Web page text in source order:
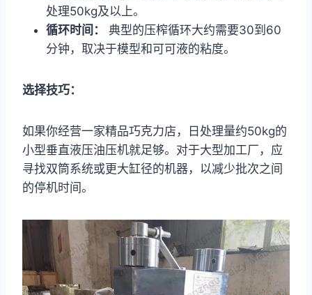
处理50kg及以上。
循环时间：
典型的压榨循环大约需要30到60
分钟，取决于模型和可可液的粘度。
选择技巧：
如果你经营一家精品巧克力店，日处理量约50kg的
小型垂直液压油压机就足够。对于大型加工厂，应
寻找双筒系统或更大缸径的机器，以减少批次之间
的停机时间。